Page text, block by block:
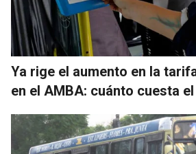
Ya rige el aumento en la
en el AMBA: cuánto cuesta